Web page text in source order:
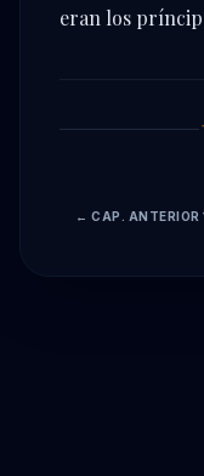
eran los
← CAP. ANTERIOR